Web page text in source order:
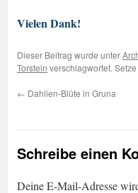
Vielen Dank!
Dieser Beitrag wurde unter
Torstein verschlagwortet.
← Dahlien-Blüte in Gruna
Schreibe einen
Deine E-Mail-Adresse